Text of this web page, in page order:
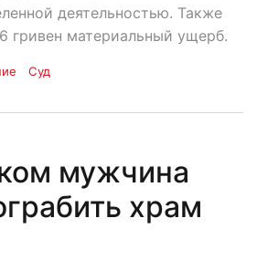
деятельностью. Также
гривен материальный ущерб.
Суд
мужчина
храм